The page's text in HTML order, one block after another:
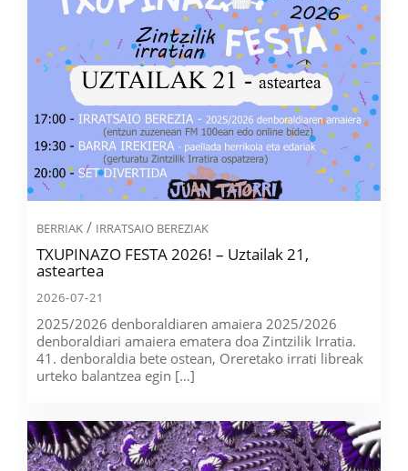
BERRIAK / IRRATSAIO BEREZIAK
TXUPINAZO FESTA 2026! – Uztailak 21,
asteartea
2026-07-21
2025/2026 denboraldiaren amaiera 2025/2026
denboraldiari amaiera ematera doa Zintzilik Irratia.
41. denboraldia bete ostean, Oreretako irrati libreak
urteko balantzea egin […]